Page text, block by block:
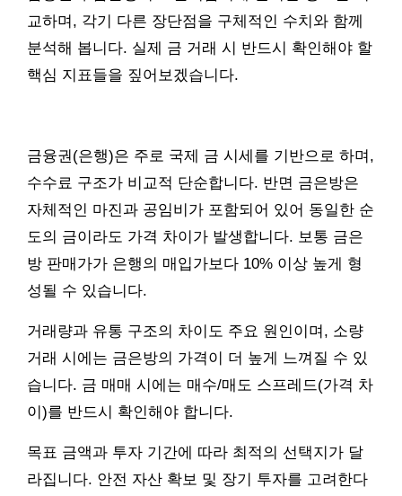
교하며, 각기 다른 장단점을 구체적인 수치와 함께
분석해 봅니다. 실제 금 거래 시 반드시 확인해야 할
핵심 지표들을 짚어보겠습니다.
금융권(은행)은 주로 국제 금 시세를 기반으로 하며,
수수료 구조가 비교적 단순합니다. 반면 금은방은
자체적인 마진과 공임비가 포함되어 있어 동일한 순
도의 금이라도 가격 차이가 발생합니다. 보통 금은
방 판매가가 은행의 매입가보다 10% 이상 높게 형
성될 수 있습니다.
거래량과 유통 구조의 차이도 주요 원인이며, 소량
거래 시에는 금은방의 가격이 더 높게 느껴질 수 있
습니다. 금 매매 시에는 매수/매도 스프레드(가격 차
이)를 반드시 확인해야 합니다.
목표 금액과 투자 기간에 따라 최적의 선택지가 달
라집니다. 안전 자산 확보 및 장기 투자를 고려한다